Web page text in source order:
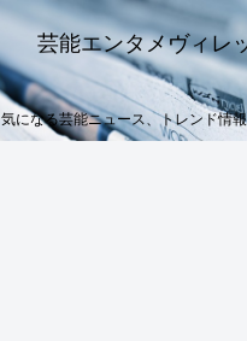
芸能エンタメヴィレ
気になる芸能ニュース、トレンド情